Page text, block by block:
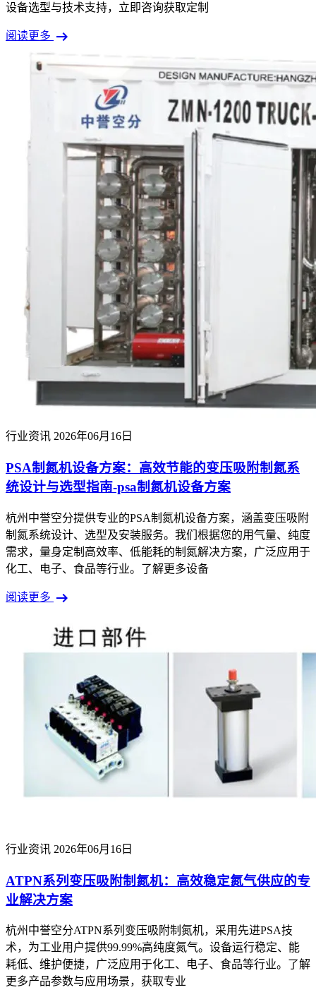
设备选型与技术支持，立即咨询获取定制
阅读更多 arrow_right_alt
行业资讯 2026年06月16日
PSA制氮机设备方案：高效节能的变压吸附制氮系
统设计与选型指南-psa制氮机设备方案
杭州中誉空分提供专业的PSA制氮机设备方案，涵盖变压吸附
制氮系统设计、选型及安装服务。我们根据您的用气量、纯度
需求，量身定制高效率、低能耗的制氮解决方案，广泛应用于
化工、电子、食品等行业。了解更多设备
阅读更多 arrow_right_alt
行业资讯 2026年06月16日
ATPN系列变压吸附制氮机：高效稳定氮气供应的专
业解决方案
杭州中誉空分ATPN系列变压吸附制氮机，采用先进PSA技
术，为工业用户提供99.99%高纯度氮气。设备运行稳定、能
耗低、维护便捷，广泛应用于化工、电子、食品等行业。了解
更多产品参数与应用场景，获取专业